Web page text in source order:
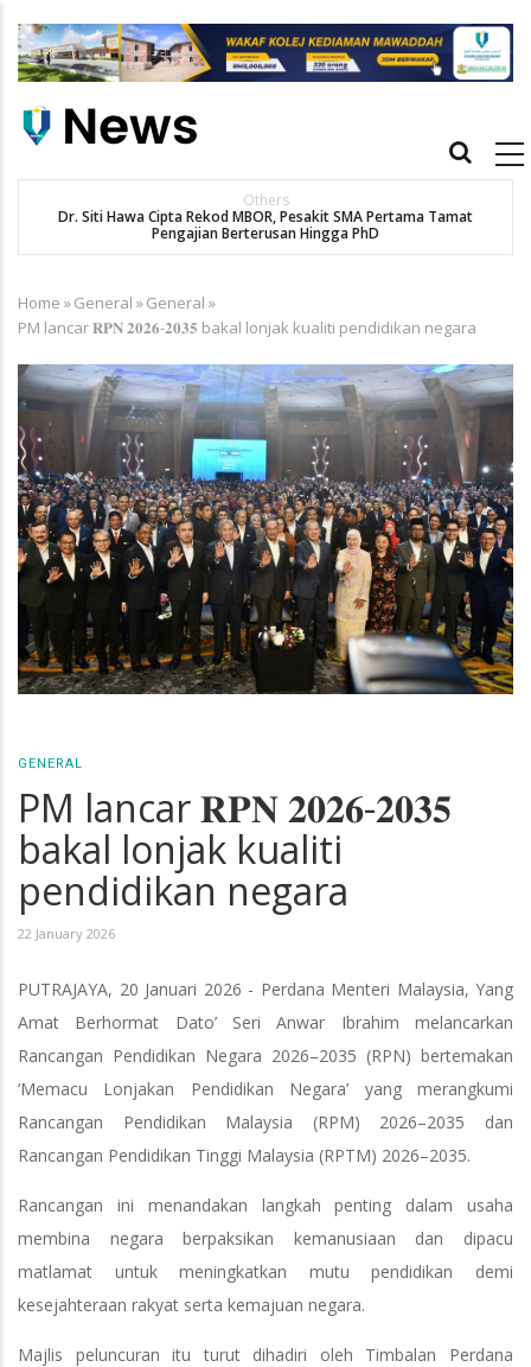
main
Main
Others
Dr. Siti Hawa Cipta Rekod MBOR, Pesakit SMA Pertama Tamat
Pengajian Berterusan Hingga PhD
Breadcrumb
Home »General »General »
PM lancar 𝐑𝐏𝐍 𝟐𝟎𝟐𝟔-𝟐𝟎𝟑𝟓 bakal lonjak kualiti pendidikan negara
GENERAL
PM lancar 𝐑𝐏𝐍 𝟐𝟎𝟐𝟔-𝟐𝟎𝟑𝟓
bakal lonjak kualiti
pendidikan negara
22 January 2026
PUTRAJAYA, 20 Januari 2026 - Perdana Menteri Malaysia, Yang
Amat Berhormat Dato’ Seri Anwar Ibrahim melancarkan
Rancangan Pendidikan Negara 2026–2035 (RPN) bertemakan
‘Memacu Lonjakan Pendidikan Negara’ yang merangkumi
Rancangan Pendidikan Malaysia (RPM) 2026–2035 dan
Rancangan Pendidikan Tinggi Malaysia (RPTM) 2026–2035.
Rancangan ini menandakan langkah penting dalam usaha
membina negara berpaksikan kemanusiaan dan dipacu
matlamat untuk meningkatkan mutu pendidikan demi
kesejahteraan rakyat serta kemajuan negara.
Majlis peluncuran itu turut dihadiri oleh Timbalan Perdana